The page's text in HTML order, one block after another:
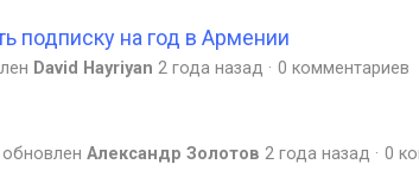
подписку на год в Армении
David Hayriyan 2 года назад 0 комментариев
обновлен Александр Золотов 2 года назад 0